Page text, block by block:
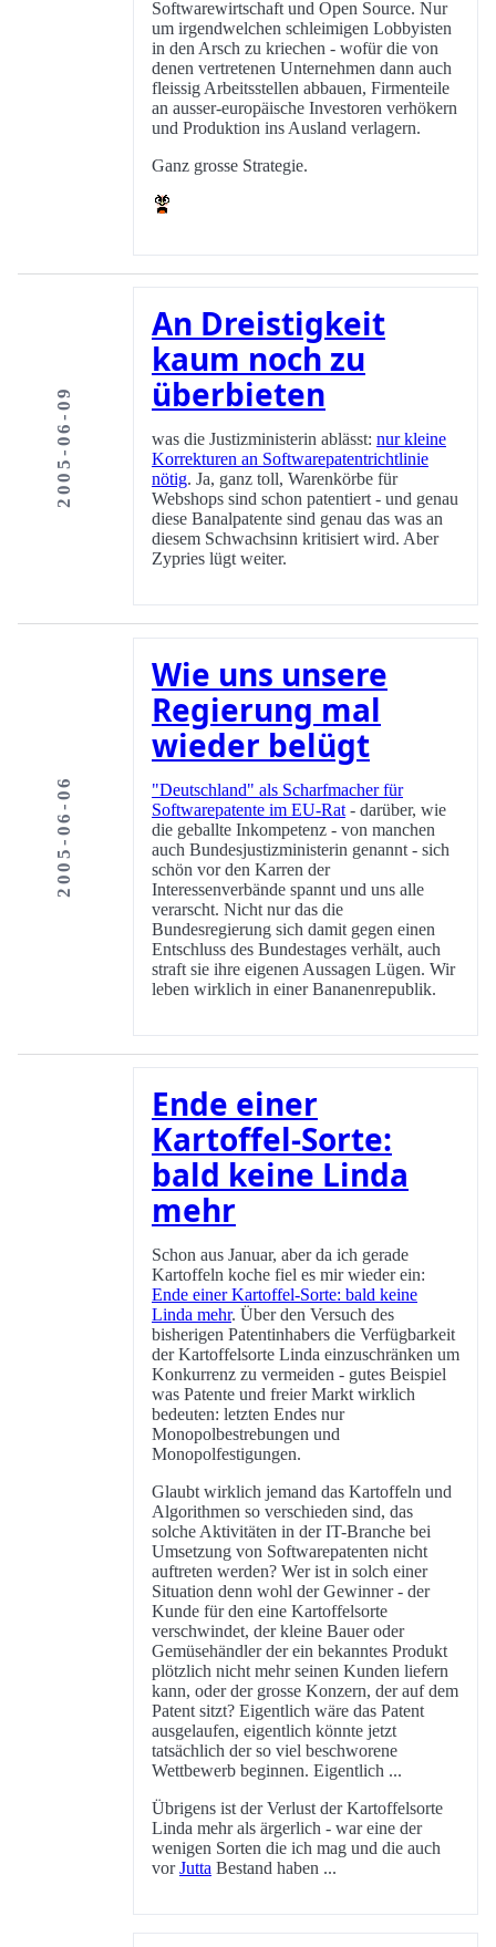
Softwarewirtschaft und Open Source. Nur
um irgendwelchen schleimigen Lobbyisten
in den Arsch zu kriechen - wofür die von
denen vertretenen Unternehmen dann auch
fleissig Arbeitsstellen abbauen, Firmenteile
an ausser-europäische Investoren verhökern
und Produktion ins Ausland verlagern.
Ganz grosse Strategie.
2005-06-09
An Dreistigkeit
kaum noch zu
überbieten
was die Justizministerin ablässt: nur kleine
Korrekturen an Softwarepatentrichtlinie
nötig. Ja, ganz toll, Warenkörbe für
Webshops sind schon patentiert - und genau
diese Banalpatente sind genau das was an
diesem Schwachsinn kritisiert wird. Aber
Zypries lügt weiter.
2005-06-06
Wie uns unsere
Regierung mal
wieder belügt
"Deutschland" als Scharfmacher für
Softwarepatente im EU-Rat - darüber, wie
die geballte Inkompetenz - von manchen
auch Bundesjustizministerin genannt - sich
schön vor den Karren der
Interessenverbände spannt und uns alle
verarscht. Nicht nur das die
Bundesregierung sich damit gegen einen
Entschluss des Bundestages verhält, auch
straft sie ihre eigenen Aussagen Lügen. Wir
leben wirklich in einer Bananenrepublik.
Ende einer
Kartoffel-Sorte:
bald keine Linda
mehr
Schon aus Januar, aber da ich gerade
Kartoffeln koche fiel es mir wieder ein:
Ende einer Kartoffel-Sorte: bald keine
Linda mehr. Über den Versuch des
bisherigen Patentinhabers die Verfügbarkeit
der Kartoffelsorte Linda einzuschränken um
Konkurrenz zu vermeiden - gutes Beispiel
was Patente und freier Markt wirklich
bedeuten: letzten Endes nur
Monopolbestrebungen und
Monopolfestigungen.
Glaubt wirklich jemand das Kartoffeln und
Algorithmen so verschieden sind, das
solche Aktivitäten in der IT-Branche bei
Umsetzung von Softwarepatenten nicht
auftreten werden? Wer ist in solch einer
Situation denn wohl der Gewinner - der
Kunde für den eine Kartoffelsorte
verschwindet, der kleine Bauer oder
Gemüsehändler der ein bekanntes Produkt
plötzlich nicht mehr seinen Kunden liefern
kann, oder der grosse Konzern, der auf dem
Patent sitzt? Eigentlich wäre das Patent
ausgelaufen, eigentlich könnte jetzt
tatsächlich der so viel beschworene
Wettbewerb beginnen. Eigentlich ...
Übrigens ist der Verlust der Kartoffelsorte
Linda mehr als ärgerlich - war eine der
wenigen Sorten die ich mag und die auch
vorJutta Bestand haben ...